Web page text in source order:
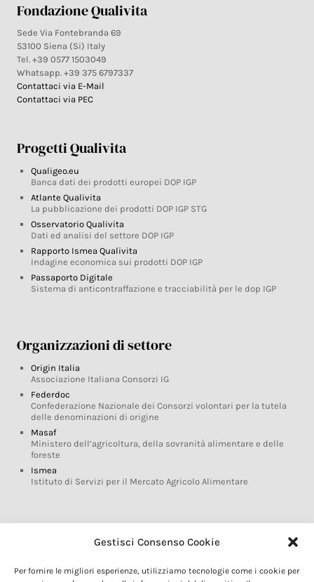
Gestisci Consenso Cookie
Per fornire le migliori esperienze, utilizziamo tecnologie come i cookie per
Fondazione Qualivita
Sede Via Fontebranda 69
53100 Siena (Si) Italy
Tel. +39 0577 1503049
Whatsapp. +39 375 6797337
Contattaci via E-Mail
Contattaci via PEC
Progetti Qualivita
Qualigeo.eu
Banca dati dei prodotti europei DOP IGP
Atlante Qualivita
La pubblicazione dei prodotti DOP IGP STG
Osservatorio Qualivita
Dati ed analisi del settore DOP IGP
Rapporto Ismea Qualivita
Indagine economica sui prodotti DOP IGP
Passaporto Digitale
Sistema di anticontraffazione e tracciabilità per le dop IGP
Organizzazioni di settore
Origin Italia
Associazione Italiana Consorzi IG
Federdoc
Confederazione Nazionale dei Consorzi volontari per la tutela
delle denominazioni di origine
Masaf
Ministero dell’agricoltura, della sovranità alimentare e delle
foreste
Ismea
Istituto di Servizi per il Mercato Agricolo Alimentare
Glossario DOP IGP
Marchi DOP IGP